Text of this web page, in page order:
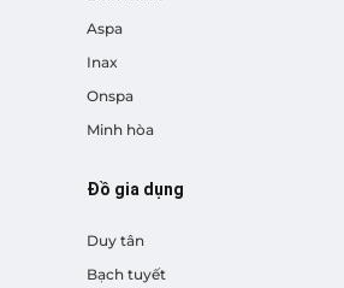
Aspa
Inax
Onspa
Minh hòa
Đồ gia dụng
Duy tân
Bạch tuyết